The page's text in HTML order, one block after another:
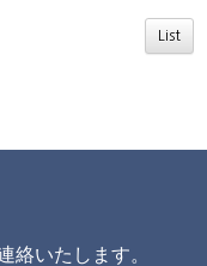
List
絡いたします。